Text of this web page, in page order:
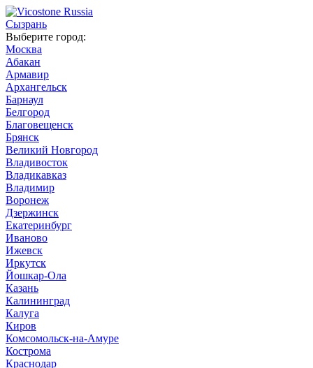
Сызрань
Выберите город:
Москва
Абакан
Армавир
Архангельск
Барнаул
Белгород
Благовещенск
Брянск
Великий Новгород
Владивосток
Владикавказ
Владимир
Воронеж
Дзержинск
Екатеринбург
Иваново
Ижевск
Иркутск
Йошкар-Ола
Казань
Калининград
Калуга
Киров
Комсомольск-на-Амуре
Кострома
Краснодар